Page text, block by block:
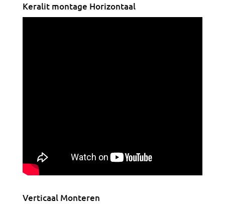
Keralit montage Horizontaal
Verticaal Monteren